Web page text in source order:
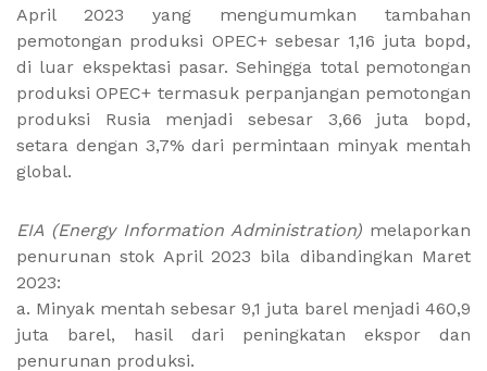
April 2023 yang mengumumkan tambahan
pemotongan produksi OPEC+ sebesar 1,16 juta bopd,
di luar ekspektasi pasar. Sehingga total pemotongan
produksi OPEC+ termasuk perpanjangan pemotongan
produksi Rusia menjadi sebesar 3,66 juta bopd,
setara dengan 3,7% dari permintaan minyak mentah
global.
EIA (Energy Information Administration) melaporkan
penurunan stok April 2023 bila dibandingkan Maret
2023:
a. Minyak mentah sebesar 9,1 juta barel menjadi 460,9
juta barel, hasil dari peningkatan ekspor dan
penurunan produksi.